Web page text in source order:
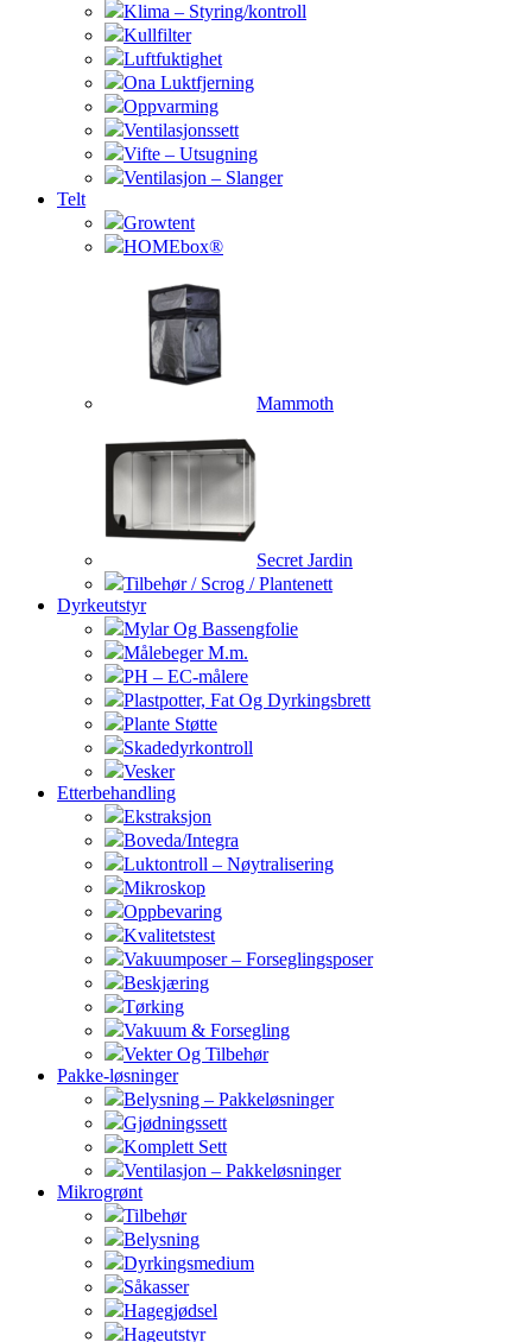
Klima – Styring/kontroll
Kullfilter
Luftfuktighet
Ona Luktfjerning
Oppvarming
Ventilasjonssett
Vifte – Utsugning
Ventilasjon – Slanger
Telt
Growtent
HOMEbox®
Mammoth
Secret Jardin
Tilbehør / Scrog / Plantenett
Dyrkeutstyr
Mylar Og Bassengfolie
Målebeger M.m.
PH – EC-målere
Plastpotter, Fat Og Dyrkingsbrett
Plante Støtte
Skadedyrkontroll
Vesker
Etterbehandling
Ekstraksjon
Boveda/Integra
Luktontroll – Nøytralisering
Mikroskop
Oppbevaring
Kvalitetstest
Vakuumposer – Forseglingsposer
Beskjæring
Tørking
Vakuum & Forsegling
Vekter Og Tilbehør
Pakke-løsninger
Belysning – Pakkeløsninger
Gjødningssett
Komplett Sett
Ventilasjon – Pakkeløsninger
Mikrogrønt
Tilbehør
Belysning
Dyrkingsmedium
Såkasser
Hagegjødsel
Hageutstyr